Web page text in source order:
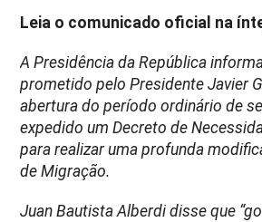
Leia o comunicado oficial na
A Presidência da República
prometido pelo Presidente Javier
abertura do período ordinário de
expedido um Decreto de
para realizar uma profunda
de Migração.
Juan Bautista Alberdi disse que